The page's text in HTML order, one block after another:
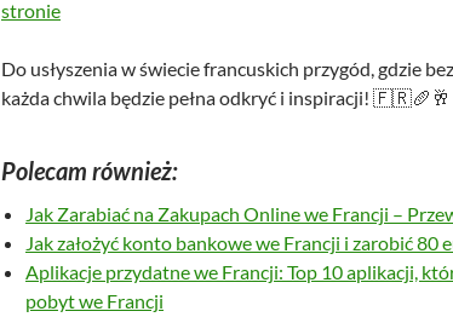
stronie
Do usłyszenia w świecie francuskich przygód, gdzie
każda chwila będzie pełna odkryć i inspiracji! 🇫🇷🥖🥂
Polecam również:
Jak Zarabiać na Zakupach Online we Francji –
Jak założyć konto bankowe we Francji i zarobić 80
Aplikacje przydatne we Francji: Top 10 aplikacji,
pobyt we Francji